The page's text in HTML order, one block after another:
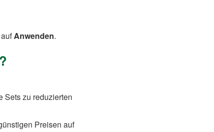
Anwenden.
Sets zu reduzierten
Preisen auf